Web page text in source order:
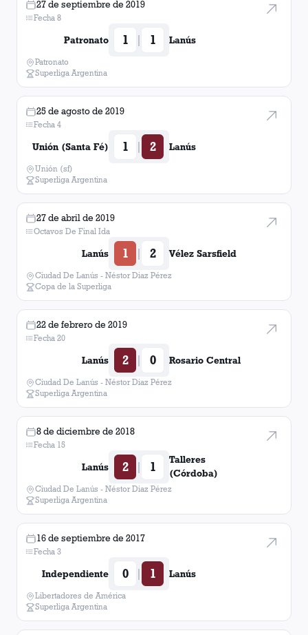
27 de septiembre de 2019
Fecha 8
Patronato 1 | 1 Lanús
Patronato
Superliga Argentina
25 de agosto de 2019
Fecha 4
Unión (Santa Fé) 1 | 2 Lanús
Unión (sf)
Superliga Argentina
27 de abril de 2019
Octavos De Final Ida
Lanús 1 | 2 Vélez Sarsfield
Ciudad De Lanús - Néstor Diaz Pérez
Copa de la Superliga
22 de febrero de 2019
Fecha 20
Lanús 2 | 0 Rosario Central
Ciudad De Lanús - Néstor Diaz Pérez
Superliga Argentina
8 de diciembre de 2018
Fecha 15
Lanús 2 | 1
Talleres
(Córdoba)
Ciudad De Lanús - Néstor Diaz Pérez
Superliga Argentina
16 de septiembre de 2017
Fecha 3
Independiente 0 | 1 Lanús
Libertadores de América
Superliga Argentina